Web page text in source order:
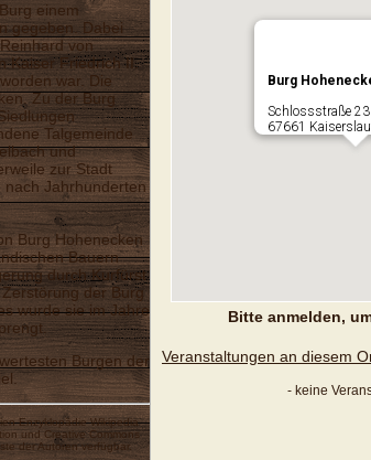
Burg
Schlossstraße 23
67661
Bitte anmelden,
Veranstaltungen an diesem
- keine
einem
gegeben. Dabei
von
Kaiser Friedrich II.
war. Die
Zu der Burg
Talgemeinde
und
zur Stadt
nach Jahrhunderten
Burg Hohenecken
Bauern
durch Kurfürst
der Burg
wurde sie im Jahre
Burgen der
EnzyklopädieWikipedia
undCreative Commons
der Autorenverfügbar.